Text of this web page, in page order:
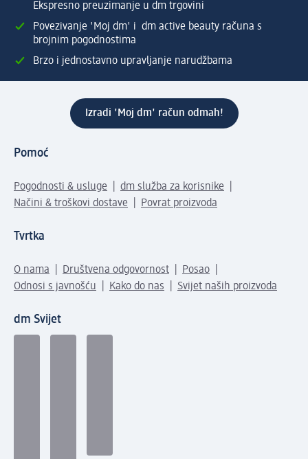
Ekspresno preuzimanje u dm trgovini
Povezivanje 'Moj dm' i dm active beauty računa s
brojnim pogodnostima
Brzo i jednostavno upravljanje narudžbama
Izradi 'Moj dm' račun odmah!
Pomoć
Pogodnosti & usluge
dm služba za korisnike
Načini & troškovi dostave
Povrat proizvoda
Tvrtka
O nama Društvena odgovornost
Posao
Odnosi s javnošću
Kako do nas Svijet naših proizvoda
dm Svijet